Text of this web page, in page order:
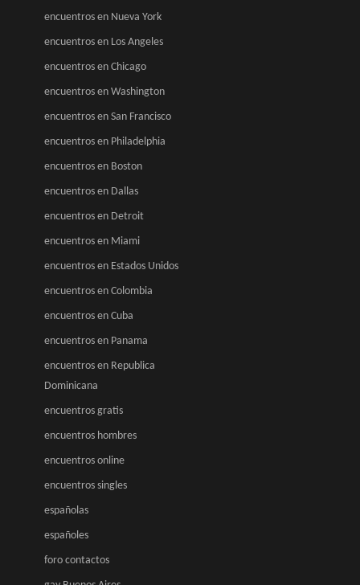
encuentros en Nueva York
encuentros en Los Angeles
encuentros en Chicago
encuentros en Washington
encuentros en San Francisco
encuentros en Philadelphia
encuentros en Boston
encuentros en Dallas
encuentros en Detroit
encuentros en Miami
encuentros en Estados Unidos
encuentros en Colombia
encuentros en Cuba
encuentros en Panama
encuentros en Republica
Dominicana
encuentros gratis
encuentros hombres
encuentros online
encuentros singles
españolas
españoles
foro contactos